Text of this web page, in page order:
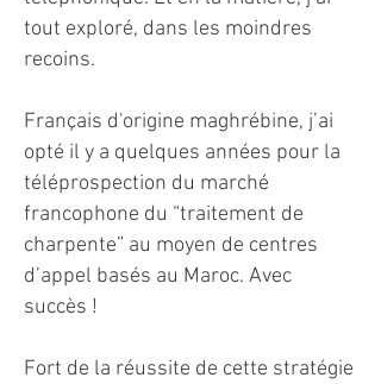
tout exploré, dans les moindres
recoins.
Français d'origine maghrébine, j’ai
opté il y a quelques années pour la
téléprospection du marché
francophone du “traitement de
charpente” au moyen de centres
d’appel basés au Maroc. Avec
succès !
Fort de la réussite de cette stratégie